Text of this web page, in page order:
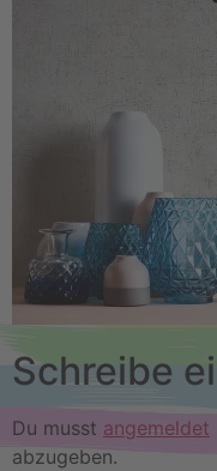
Schreibe
Du musst angemeldet
abzugeben.